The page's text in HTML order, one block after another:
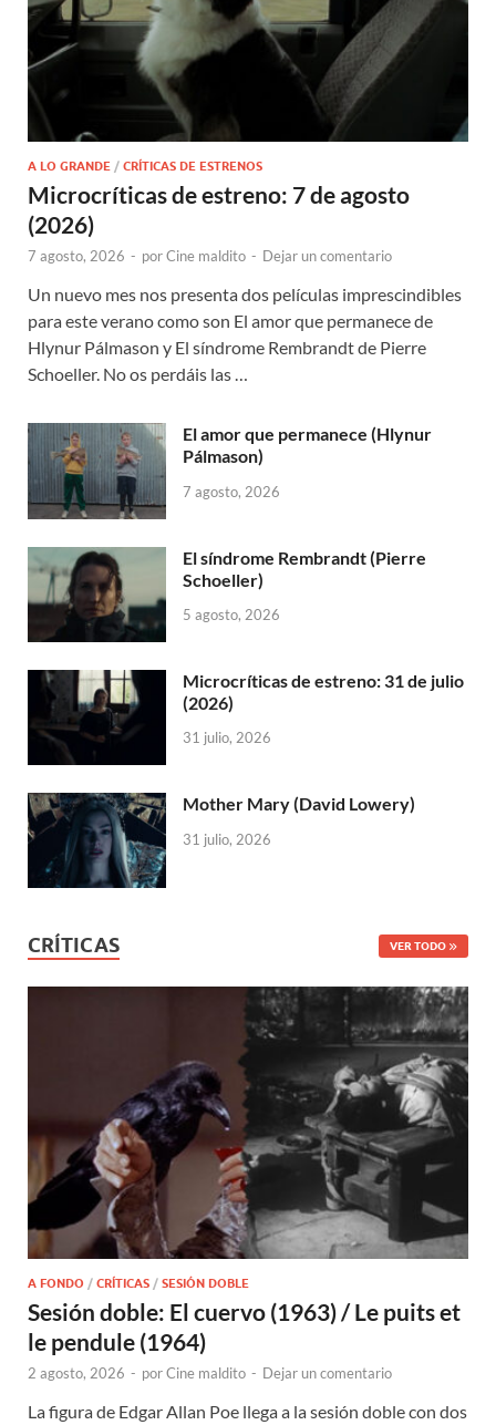
A LO GRANDE / CRÍTICAS DE ESTRENOS
Microcríticas de estreno: 7 de agosto
(2026)
7 agosto, 2026 - porCine maldito - Dejar un comentario
Un nuevo mes nos presenta dos películas imprescindibles
para este verano como son El amor que permanece de
Hlynur Pálmason y El síndrome Rembrandt de Pierre
Schoeller. No os perdáis las …
El amor que permanece (Hlynur
Pálmason)
7 agosto, 2026
El síndrome Rembrandt (Pierre
Schoeller)
5 agosto, 2026
Microcríticas de estreno: 31 de julio
(2026)
31 julio, 2026
Mother Mary (David Lowery)
31 julio, 2026
CRÍTICAS VER TODO
A FONDO / CRÍTICAS / SESIÓN DOBLE
Sesión doble: El cuervo (1963) / Le puits et
le pendule (1964)
2 agosto, 2026 - porCine maldito - Dejar un comentario
La figura de Edgar Allan Poe llega a la sesión doble con dos